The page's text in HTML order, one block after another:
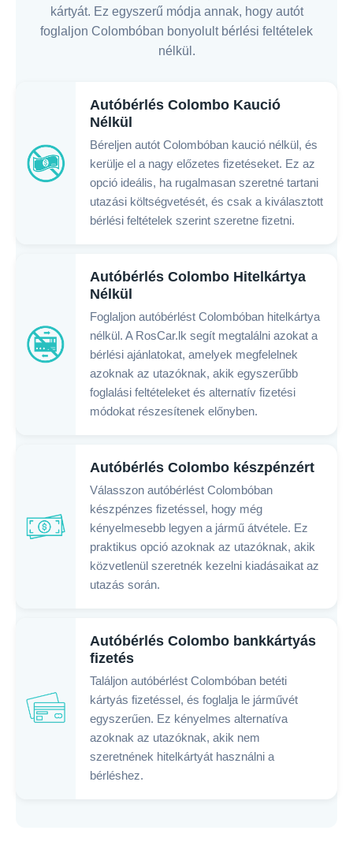
kártyát. Ez egyszerű módja annak, hogy autót
foglaljon Colombóban bonyolult bérlési feltételek
nélkül.
Autóbérlés Colombo Kaució
Nélkül
Béreljen autót Colombóban kaució nélkül, és
kerülje el a nagy előzetes fizetéseket. Ez az
opció ideális, ha rugalmasan szeretné tartani
utazási költségvetését, és csak a kiválasztott
bérlési feltételek szerint szeretne fizetni.
Autóbérlés Colombo Hitelkártya
Nélkül
Foglaljon autóbérlést Colombóban hitelkártya
nélkül. A RosCar.lk segít megtalálni azokat a
bérlési ajánlatokat, amelyek megfelelnek
azoknak az utazóknak, akik egyszerűbb
foglalási feltételeket és alternatív fizetési
módokat részesítenek előnyben.
Autóbérlés Colombo készpénzért
Válasszon autóbérlést Colombóban
készpénzes fizetéssel, hogy még
kényelmesebb legyen a jármű átvétele. Ez
praktikus opció azoknak az utazóknak, akik
közvetlenül szeretnék kezelni kiadásaikat az
utazás során.
Autóbérlés Colombo bankkártyás
fizetés
Találjon autóbérlést Colombóban betéti
kártyás fizetéssel, és foglalja le járművét
egyszerűen. Ez kényelmes alternatíva
azoknak az utazóknak, akik nem
szeretnének hitelkártyát használni a
bérléshez.